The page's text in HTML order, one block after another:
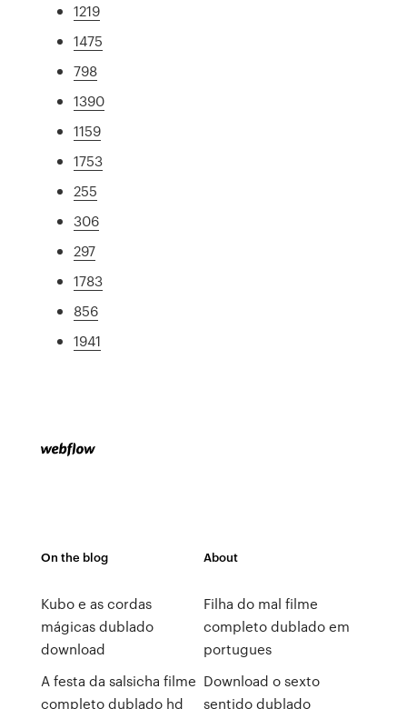
1219
1475
798
1390
1159
1753
255
306
297
1783
856
1941
On the blog
Kubo e as cordas
mágicas dublado
download
A festa da salsicha filme
completo dublado hd
About
Filha do mal filme
completo dublado em
portugues
Download o sexto
sentido dublado